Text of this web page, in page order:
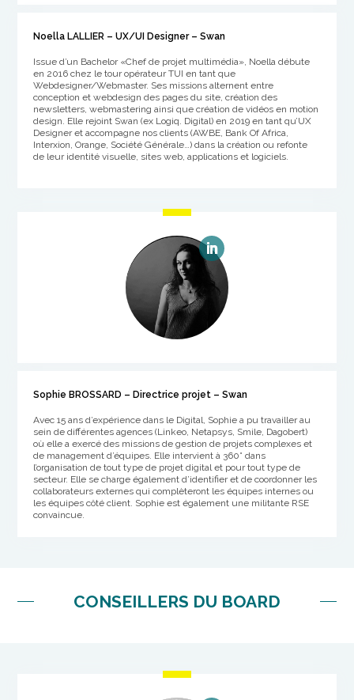
Noella LALLIER – UX/UI Designer – Swan
Issue d’un Bachelor «Chef de projet multimédia», Noella débute
en 2016 chez le tour opérateur TUI en tant que
Webdesigner/Webmaster. Ses missions alternent entre
conception et webdesign des pages du site, création des
newsletters, webmastering ainsi que création de vidéos en motion
design. Elle rejoint Swan (ex Logiq. Digital) en 2019 en tant qu’UX
Designer et accompagne nos clients (AWBE, Bank Of Africa,
Interxion, Orange, Société Générale…) dans la création ou refonte
de leur identité visuelle, sites web, applications et logiciels.
Sophie BROSSARD – Directrice projet – Swan
Avec 15 ans d’expérience dans le Digital, Sophie a pu travailler au
sein de différentes agences (Linkeo, Netapsys, Smile, Dagobert)
où elle a exercé des missions de gestion de projets complexes et
de management d’équipes. Elle intervient à 360° dans
l’organisation de tout type de projet digital et pour tout type de
secteur. Elle se charge également d’identifier et de coordonner les
collaborateurs externes qui complèteront les équipes internes ou
les équipes côté client. Sophie est également une militante RSE
convaincue.
CONSEILLERS DU BOARD